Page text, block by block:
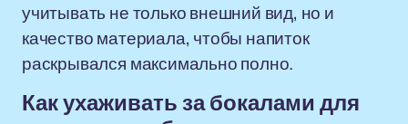
учитывать не только внешний вид, но и
качество материала, чтобы напиток
раскрывался максимально полно.
Как ухаживать за бокалами для